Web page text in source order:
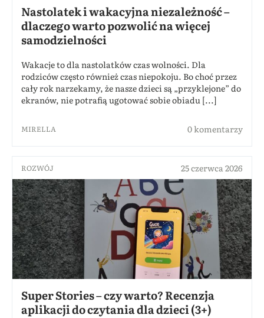
Nastolatek i wakacyjna niezależność –
dlaczego warto pozwolić na więcej
samodzielności
Wakacje to dla nastolatków czas wolności. Dla
rodziców często również czas niepokoju. Bo choć przez
cały rok narzekamy, że nasze dzieci są „przyklejone” do
ekranów, nie potrafią ugotować sobie obiadu [...]
MIRELLA 0 komentarzy
ROZWÓJ 25 czerwca 2026
Super Stories – czy warto? Recenzja
aplikacji do czytania dla dzieci (3+)